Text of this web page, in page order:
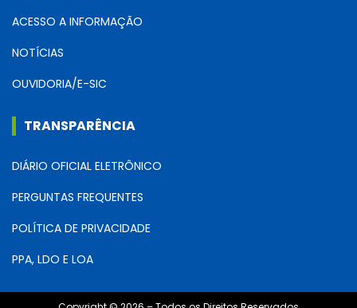
ACESSO A INFORMAÇÃO
NOTÍCIAS
OUVIDORIA/E-SIC
TRANSPARÊNCIA
DIÁRIO OFICIAL ELETRÔNICO
PERGUNTAS FREQUENTES
POLÍTICA DE PRIVACIDADE
PPA, LDO E LOA